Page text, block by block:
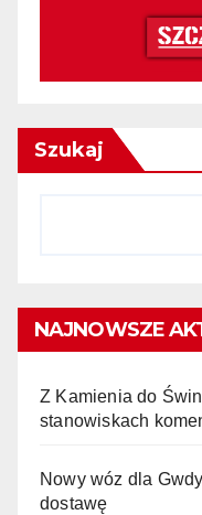
Szukaj
NAJNOWSZE
Z Kamienia do
stanowiskach
Nowy wóz dla
dostawę